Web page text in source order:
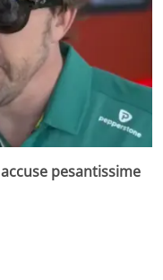
pesantissime